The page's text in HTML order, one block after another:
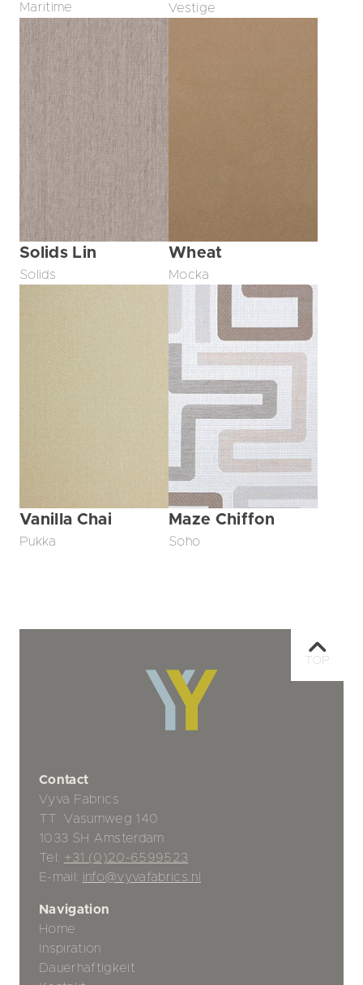
Maritime Vestige
Solids Lin
Solids
Wheat
Mocka
Vanilla Chai
Pukka
Maze Chiffon
Soho
Contact
Vyva Fabrics
TT. Vasumweg 140
1033 SH Amsterdam
Tel: +31 (0)20-6599523
E-mail: info@vyvafabrics.nl
Navigation
Home
Inspiration
Dauerhaftigkeit
TOP